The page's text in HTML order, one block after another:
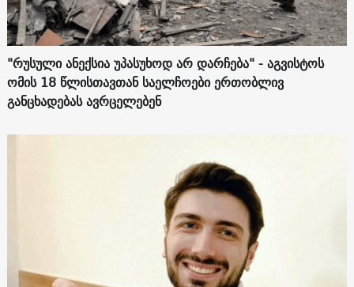
"რუსული ანექსია უპასუხოდ არ დარჩება" - აგვისტოს
ომის 18 წლისთავთან საელჩოები ერთობლივ
განცხადებას ავრცელებენ